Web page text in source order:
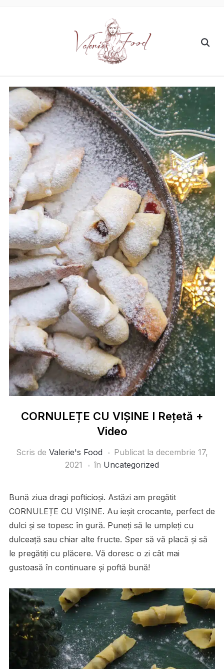
CORNULEȚE CU VIȘINE I Rețetă +
Video
Scris de Valerie's Food Publicat la decembrie 17,
2021
în Uncategorized
Bună ziua dragi pofticioși. Astăzi am pregătit
CORNULEȚE CU VIȘINE. Au ieșit crocante, perfect de
dulci și se topesc în gură. Puneți să le umpleți cu
dulceață sau chiar alte fructe. Sper să vă placă și să
le pregătiți cu plăcere. Vă doresc o zi cât mai
gustoasă în continuare și poftă bună!